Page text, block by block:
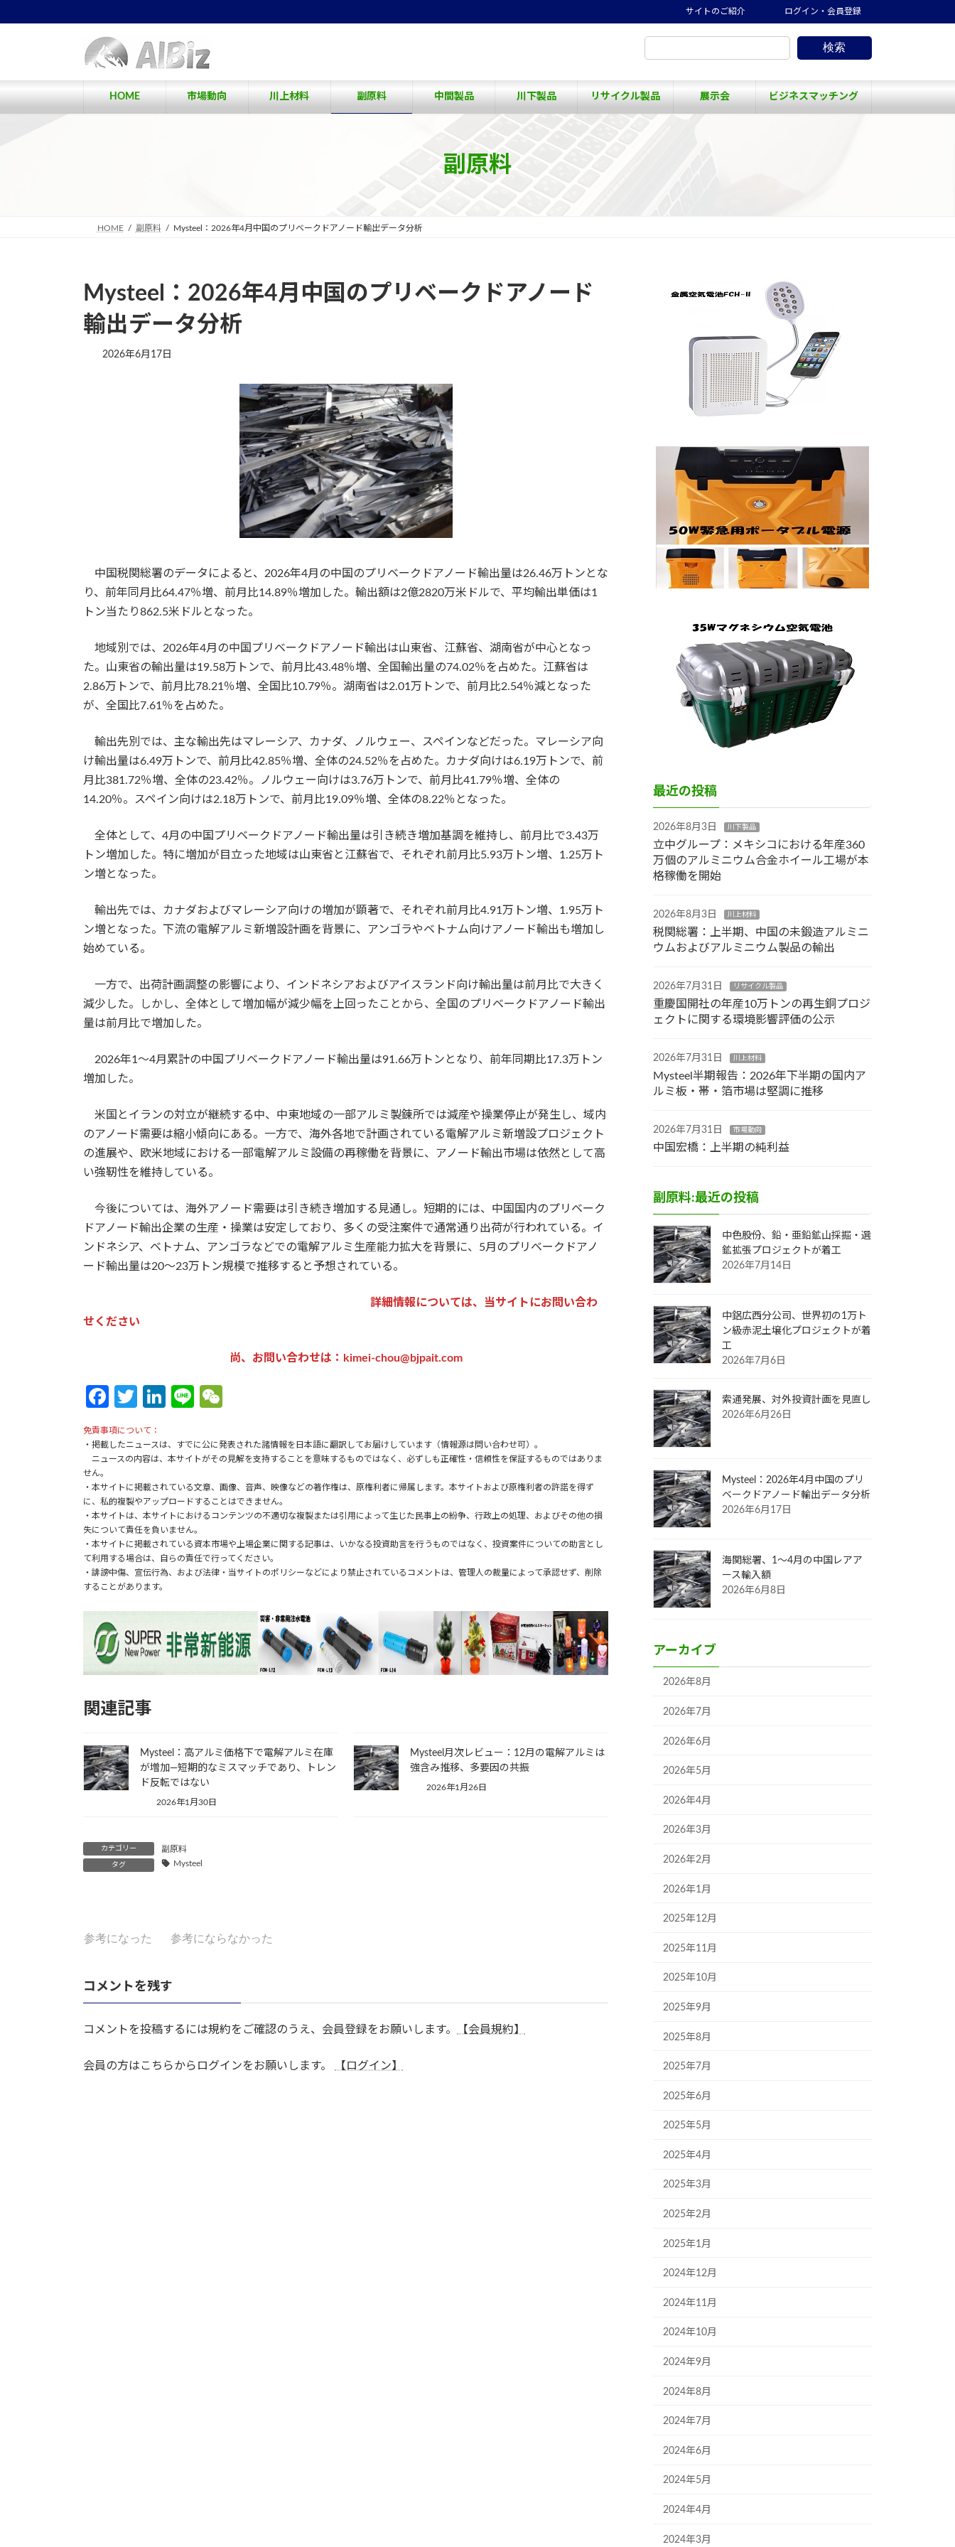
ン
ス
ビ
ン
サイトのご紹介 ログイン・会員登録
検索
HOME 市場動向 川上材料 副原料 中間製品 川下製品 リサイクル製品 展示会 ビジネスマッチング
副原料
HOME 副原料 Mysteel：2026年4月中国のプリベークドアノード輸出データ分析
Mysteel：2026年4月中国のプリベークドアノード
輸出データ分析
2026年6月17日
中国税関総署のデータによると、2026年4月の中国のプリベークドアノード輸出量は26.46万トンとな
り、前年同月比64.47％増、前月比14.89％増加した。輸出額は2億2820万米ドルで、平均輸出単価は1
トン当たり862.5米ドルとなった。
地域別では、2026年4月の中国プリベークドアノード輸出は山東省、江蘇省、湖南省が中心となっ
た。山東省の輸出量は19.58万トンで、前月比43.48％増、全国輸出量の74.02％を占めた。江蘇省は
2.86万トンで、前月比78.21％増、全国比10.79％。湖南省は2.01万トンで、前月比2.54％減となった
が、全国比7.61％を占めた。
輸出先別では、主な輸出先はマレーシア、カナダ、ノルウェー、スペインなどだった。マレーシア向
け輸出量は6.49万トンで、前月比42.85％増、全体の24.52％を占めた。カナダ向けは6.19万トンで、前
月比381.72％増、全体の23.42％。ノルウェー向けは3.76万トンで、前月比41.79％増、全体の
14.20％。スペイン向けは2.18万トンで、前月比19.09％増、全体の8.22％となった。
全体として、4月の中国プリベークドアノード輸出量は引き続き増加基調を維持し、前月比で3.43万
トン増加した。特に増加が目立った地域は山東省と江蘇省で、それぞれ前月比5.93万トン増、1.25万ト
ン増となった。
輸出先では、カナダおよびマレーシア向けの増加が顕著で、それぞれ前月比4.91万トン増、1.95万ト
ン増となった。下流の電解アルミ新増設計画を背景に、アンゴラやベトナム向けアノード輸出も増加し
始めている。
一方で、出荷計画調整の影響により、インドネシアおよびアイスランド向け輸出量は前月比で大きく
減少した。しかし、全体として増加幅が減少幅を上回ったことから、全国のプリベークドアノード輸出
量は前月比で増加した。
2026年1～4月累計の中国プリベークドアノード輸出量は91.66万トンとなり、前年同期比17.3万トン
増加した。
米国とイランの対立が継続する中、中東地域の一部アルミ製錬所では減産や操業停止が発生し、域内
のアノード需要は縮小傾向にある。一方で、海外各地で計画されている電解アルミ新増設プロジェクト
の進展や、欧米地域における一部電解アルミ設備の再稼働を背景に、アノード輸出市場は依然として高
い強靭性を維持している。
今後については、海外アノード需要は引き続き増加する見通し。短期的には、中国国内のプリベーク
ドアノード輸出企業の生産・操業は安定しており、多くの受注案件で通常通り出荷が行われている。イ
ンドネシア、ベトナム、アンゴラなどでの電解アルミ生産能力拡大を背景に、5月のプリベークドアノ
ード輸出量は20～23万トン規模で推移すると予想されている。
詳細情報については、当サイトにお問い合わ
せください
尚、お問い合わせは：kimei-chou@bjpait.com
Fa
b
o
o
k
T
itt
er
Li
ke
dI
n
Li
e
C
h
at
免責事項について：
・掲載したニュースは、すでに公に発表された諸情報を日本語に翻訳してお届けしています（情報源は問い合わせ可）。
ニュースの内容は、本サイトがその見解を支持することを意味するものではなく、必ずしも正確性・信頼性を保証するものではありま
せん。
・本サイトに掲載されている文章、画像、音声、映像などの著作権は、原権利者に帰属します。本サイトおよび原権利者の許諾を得ず
に、私的複製やアップロードすることはできません。
・本サイトは、本サイトにおけるコンテンツの不適切な複製または引用によって生じた民事上の紛争、行政上の処理、およびその他の損
失について責任を負いません。
・本サイトに掲載されている資本市場や上場企業に関する記事は、いかなる投資助言を行うものではなく、投資案件についての助言とし
て利用する場合は、自らの責任で行ってください。
・誹謗中傷、宣伝行為、および法律・当サイトのポリシーなどにより禁止されているコメントは、管理人の裁量によって承認せず、削除
することがあります。
関連記事
Mysteel：高アルミ価格下で電解アルミ在庫
が増加―短期的なミスマッチであり、トレン
ド反転ではない
2026年1月30日
Mysteel月次レビュー：12月の電解アルミは
強含み推移、多要因の共振
2026年1月26日
カテゴリー 副原料
タグ Mysteel
参考になった 参考にならなかった
コメントを残す
コメントを投稿するには規約をご確認のうえ、会員登録をお願いします。 【会員規約】
会員の方はこちらからログインをお願いします。 【ログイン】
最近の投稿
2026年8月3日 川下製品
立中グループ：メキシコにおける年産360
万個のアルミニウム合金ホイール工場が本
格稼働を開始
2026年8月3日 川上材料
税関総署：上半期、中国の未鍛造アルミニ
ウムおよびアルミニウム製品の輸出
2026年7月31日 リサイクル製品
重慶国開社の年産10万トンの再生銅プロジ
ェクトに関する環境影響評価の公示
2026年7月31日 川上材料
Mysteel半期報告：2026年下半期の国内ア
ルミ板・帯・箔市場は堅調に推移
2026年7月31日 市場動向
中国宏橋：上半期の純利益
副原料:最近の投稿
中色股份、鉛・亜鉛鉱山採掘・選
鉱拡張プロジェクトが着工
2026年7月14日
中鋁広西分公司、世界初の1万ト
ン級赤泥土壌化プロジェクトが着
工
2026年7月6日
索通発展、対外投資計画を見直し
2026年6月26日
Mysteel：2026年4月中国のプリ
ベークドアノード輸出データ分析
2026年6月17日
海関総署、1～4月の中国レアア
ース輸入額
2026年6月8日
アーカイブ
2026年8月
2026年7月
2026年6月
2026年5月
2026年4月
2026年3月
2026年2月
2026年1月
2025年12月
2025年11月
2025年10月
2025年9月
2025年8月
2025年7月
2025年6月
2025年5月
2025年4月
2025年3月
2025年2月
2025年1月
2024年12月
2024年11月
2024年10月
2024年9月
2024年8月
2024年7月
2024年6月
2024年5月
2024年4月
2024年3月